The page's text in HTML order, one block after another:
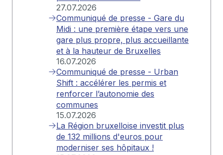
27.07.2026
Communiqué de presse - Gare du
Midi : une première étape vers une
gare plus propre, plus accueillante
et à la hauteur de Bruxelles
16.07.2026
Communiqué de presse - Urban
Shift : accélérer les permis et
renforcer l’autonomie des
communes
15.07.2026
La Région bruxelloise investit plus
de 132 millions d'euros pour
moderniser ses hôpitaux !